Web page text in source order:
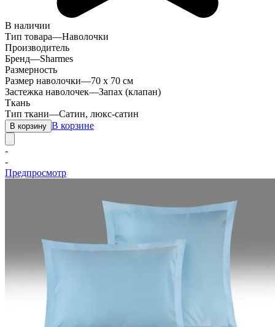
В наличии
Тип товара—Наволочки
Производитель
Бренд—Sharmes
Размерность
Размер наволочки—70 х 70 см
Застежка наволочек—Запах (клапан)
Ткань
Тип ткани—Сатин, люкс-сатин
В корзину В корзине
-
-
Предпросмотр